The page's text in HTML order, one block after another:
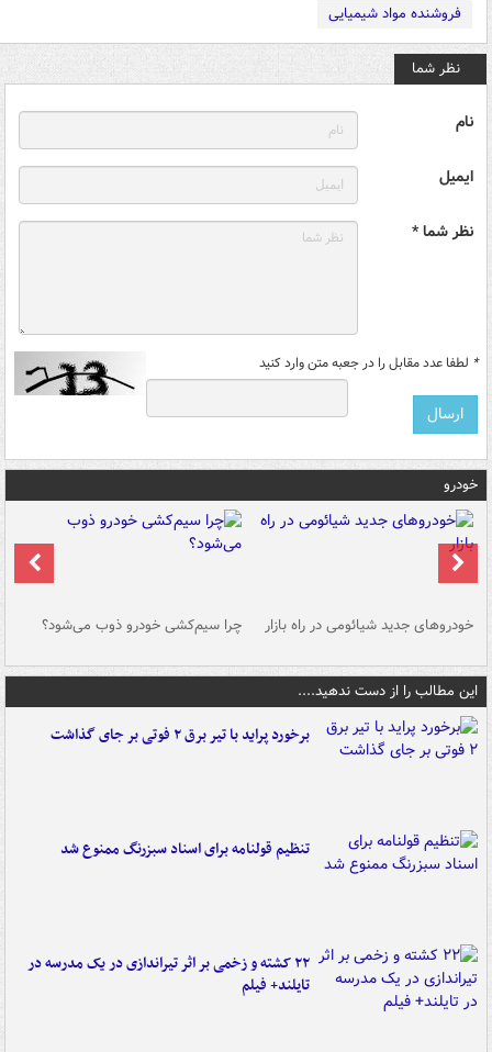
فروشنده مواد شیمیایی
نظر شما
نام
ایمیل
نظر شما *
* لطفا عدد مقابل را در جعبه متن وارد کنید
خودرو
خودروهای جدید شیائومی در راه بازار چرا سیم‌کشی خودرو ذوب می‌شود؟
این مطالب را از دست ندهید....
برخورد پراید با تیر برق ۲ فوتی بر جای گذاشت
تنظیم قولنامه برای اسناد سبزرنگ ممنوع شد
۲۲ کشته و زخمی بر اثر تیراندازی در یک مدرسه در
تایلند+ فیلم